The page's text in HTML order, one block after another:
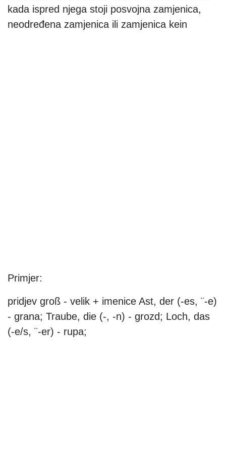
kada ispred njega stoji posvojna zamjenica,
neodređena zamjenica ili zamjenica kein
Primjer:
pridjev groß - velik + imenice Ast, der (-es, ¨-e)
- grana; Traube, die (-, -n) - grozd; Loch, das
(-e/s, ¨-er) - rupa;